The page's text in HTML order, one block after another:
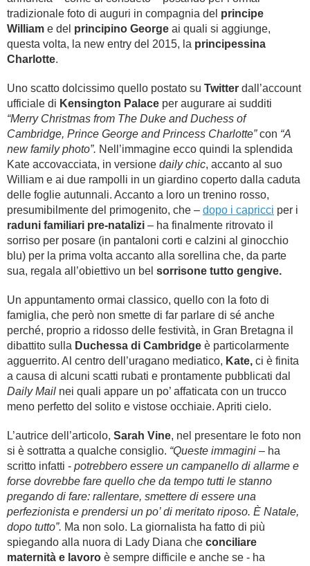
tradizionale foto di auguri in compagnia del principe
William e del principino George ai quali si aggiunge,
questa volta, la new entry del 2015, la principessina
Charlotte.
Uno scatto dolcissimo quello postato su Twitter dall’account
ufficiale di Kensington Palace per augurare ai sudditi
“Merry Christmas from The Duke and Duchess of
Cambridge, Prince George and Princess Charlotte”con “A
new family photo”. Nell’immagine ecco quindi la splendida
Kate accovacciata, in versione daily chic, accanto al suo
William e ai due rampolli in un giardino coperto dalla caduta
delle foglie autunnali. Accanto a loro un trenino rosso,
presumibilmente del primogenito, che – dopo i capricci per i
raduni familiari pre-natalizi – ha finalmente ritrovato il
sorriso per posare (in pantaloni corti e calzini al ginocchio
blu) per la prima volta accanto alla sorellina che, da parte
sua, regala all’obiettivo un bel sorrisone tutto gengive.
Un appuntamento ormai classico, quello con la foto di
famiglia, che però non smette di far parlare di sé anche
perché, proprio a ridosso delle festività, in Gran Bretagna il
dibattito sulla Duchessa di Cambridge è particolarmente
agguerrito. Al centro dell’uragano mediatico, Kate, ci è finita
a causa di alcuni scatti rubati e prontamente pubblicati dal
Daily Mail nei quali appare un po’ affaticata con un trucco
meno perfetto del solito e vistose occhiaie. Apriti cielo.
L’autrice dell’articolo, Sarah Vine, nel presentare le foto non
si è sottratta a qualche consiglio. “Queste immagini – ha
scritto infatti - potrebbero essere un campanello di allarme e
forse dovrebbe fare quello che da tempo tutti le stanno
pregando di fare: rallentare, smettere di essere una
perfezionista e prendersi un po’ di meritato riposo. È Natale,
dopo tutto”. Ma non solo. La giornalista ha fatto di più
spiegando alla nuora di Lady Diana che conciliare
maternità e lavoro è sempre difficile e anche se - ha